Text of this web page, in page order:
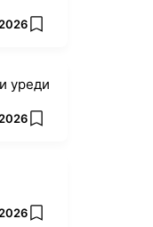
add favorites
уреди
add favorites
add favorites